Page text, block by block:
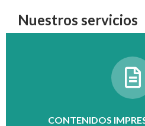
Nuestros servicios
CONTENIDOS